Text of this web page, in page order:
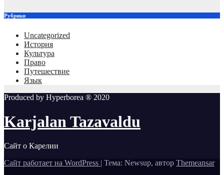
Рубрики
Uncategorized
История
Культура
Право
Путешествие
Язык
Produced by Hyperborea ® 2020
Karjalan Tazavaldu
Сайт о Карелии
Сайт работает на WordPress
Тема: Newsup, автор Themeansar